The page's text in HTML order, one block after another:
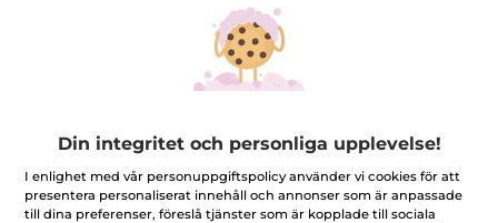
Din integritet och personliga upplevelse!
I enlighet med vår personuppgiftspolicy använder vi cookies för att
presentera personaliserat innehåll och annonser som är anpassade
till dina preferenser, föreslå tjänster som är kopplade till sociala